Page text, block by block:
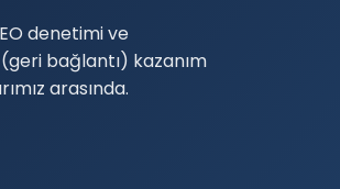
denetimi ve
bağlantı) kazanım
arasında.